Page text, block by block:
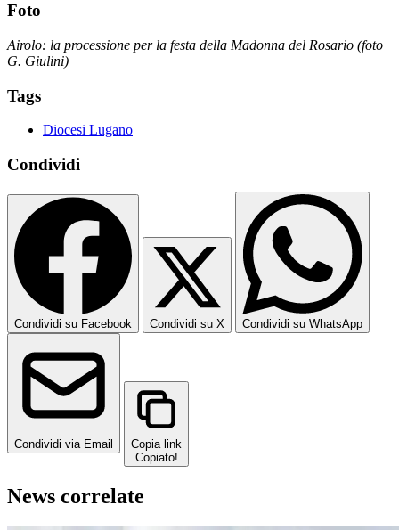
Foto
Airolo: la processione per la festa della Madonna del Rosario (foto
G. Giulini)
Tags
Diocesi Lugano
Condividi
Condividi su Facebook Condividi su X Condividi su WhatsApp
Condividi via Email
Copia link
Copiato!
News correlate